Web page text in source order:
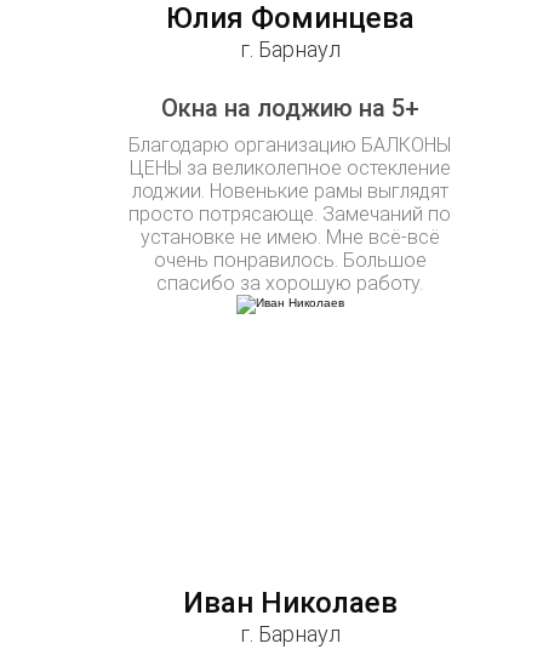
Юлия Фоминцева
г. Барнаул
Окна на лоджию на 5+
Благодарю организацию БАЛКОНЫ
ЦЕНЫ за великолепное остекление
лоджии. Новенькие рамы выглядят
просто потрясающе. Замечаний по
установке не имею. Мне всё-всё
очень понравилось. Большое
спасибо за хорошую работу.
Иван Николаев
г. Барнаул